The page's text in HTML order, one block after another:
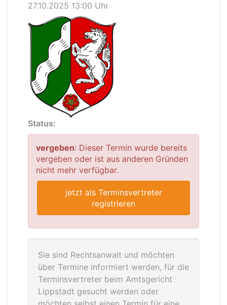
27.10.2025 13:00 Uhr
Status:
vergeben: Dieser Termin wurde bereits
vergeben oder ist aus anderen Gründen
nicht mehr verfügbar.
jetzt als Terminsvertreter
registrieren
Sie sind Rechtsanwalt und möchten
über Termine informiert werden, für die
Terminsvertreter beim Amtsgericht
Lippstadt gesucht werden oder